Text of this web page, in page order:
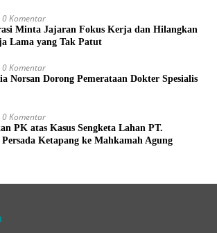
0 Komentar
Minta Jajaran Fokus Kerja dan Hilangkan
Lama yang Tak Patut
0 Komentar
Norsan Dorong Pemerataan Dokter Spesialis
0 Komentar
PK atas Kasus Sengketa Lahan PT.
Ketapang ke Mahkamah Agung